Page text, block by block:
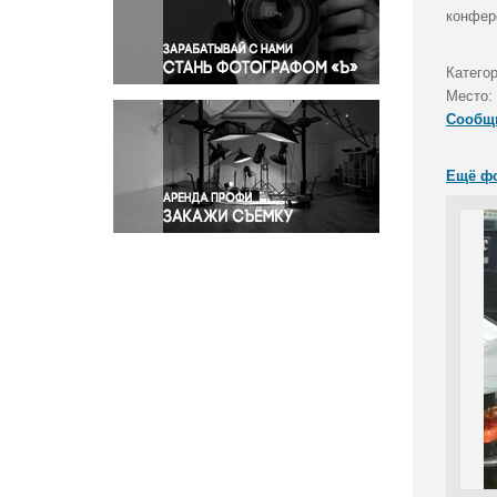
Правосудие
Происшествия и конфликты
Религия
Светская жизнь
Спорт
Экология
Экономика и бизнес
Место:
Ещё